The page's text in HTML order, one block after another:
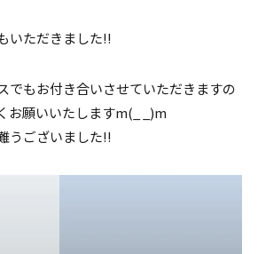
いただきました!!
でもお付き合いさせていただきますの
お願いいたしますm(_ _)m
うございました!!